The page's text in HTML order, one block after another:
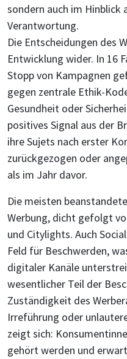
sondern auch im Hinblick
Verantwortung.
Die Entscheidungen des
Entwicklung wider. In 16
Stopp von Kampagnen
gegen zentrale Ethik-
Gesundheit oder
positives Signal aus der
ihre Sujets nach erster
zurückgezogen oder
als im Jahr davor.
Die meisten
Werbung, dicht gefolgt
und Citylights. Auch
Feld für Beschwerden,
digitaler Kanäle
wesentlicher Teil der
Zuständigkeit des
Irreführung oder
zeigt sich:
gehört werden und